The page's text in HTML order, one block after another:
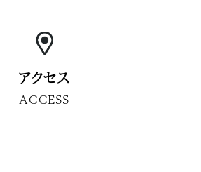
アクセス
ACCESS